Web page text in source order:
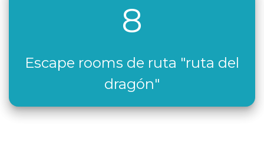
8
Escape rooms de ruta "ruta del
dragón"